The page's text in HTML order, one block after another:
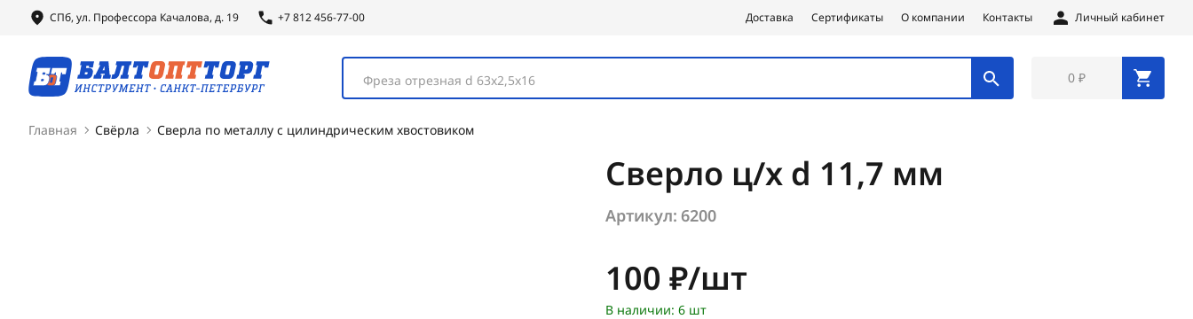
СПб, ул. Профессора Качалова, д. 19 +7 812 456-77-00 Доставка Сертификаты О компании Контакты Личный кабинет
Фреза отрезная d 63х2,5х16 0 ₽
Главная Свёрла Сверла по металлу с цилиндрическим хвостовиком
Сверло ц/х d 11,7 мм
Артикул: 6200
Цена:
100 ₽/шт
В наличии: 6 шт